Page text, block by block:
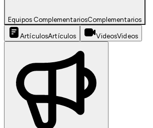
Equipos ComplementariosComplementarios
ArtículosArtículos VideosVideos